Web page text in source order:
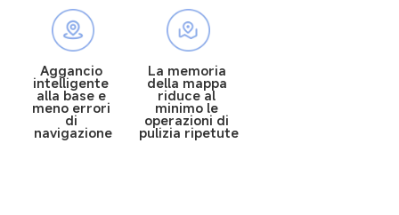
Aggancio
intelligente
alla base e
meno errori
di
navigazione
La memoria
della mappa
riduce al
minimo le
operazioni di
pulizia ripetute